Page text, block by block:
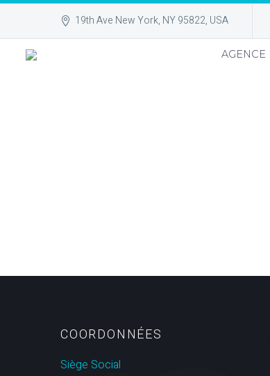
19th Ave New York, NY 95822, USA
AGENCE
COORDONNÉES
Siège Social